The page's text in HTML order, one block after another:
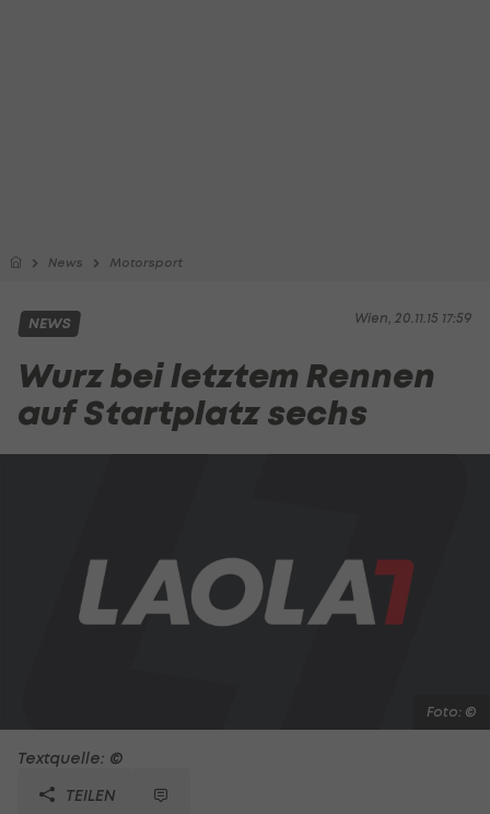
News Motorsport
Wien, 20.11.15 17:59
NEWS
Wurz bei letztem Rennen
auf Startplatz sechs
Foto: ©
Textquelle: ©
TEILEN